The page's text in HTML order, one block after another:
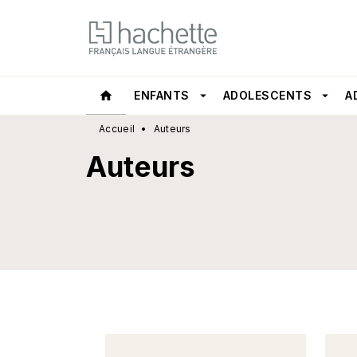
MENU RECHERCHE
home ENFANTS arrow_drop_down ADOLESCENTS arrow_drop_down
Accueil • Auteurs
Auteurs